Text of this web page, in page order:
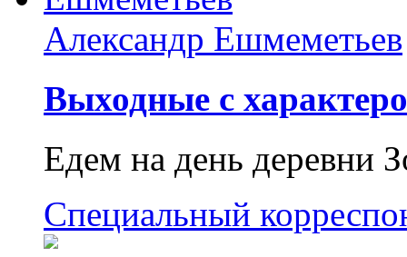
Александр Ешмеметьев
Выходные с
Едем на день деревни
Специальный